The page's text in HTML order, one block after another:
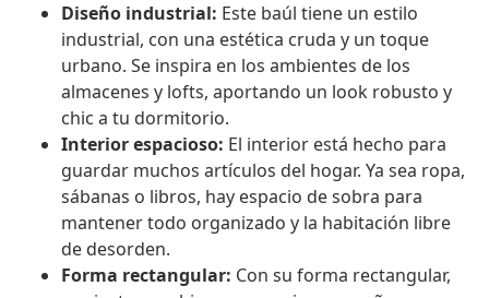
Diseño industrial: Este baúl tiene un estilo
industrial, con una estética cruda y un toque
urbano. Se inspira en los ambientes de los
almacenes y lofts, aportando un look robusto y
chic a tu dormitorio.
Interior espacioso: El interior está hecho para
guardar muchos artículos del hogar. Ya sea ropa,
sábanas o libros, hay espacio de sobra para
mantener todo organizado y la habitación libre
de desorden.
Forma rectangular: Con su forma rectangular,